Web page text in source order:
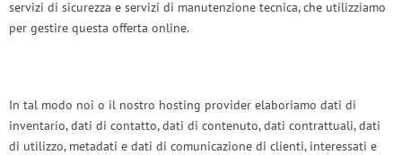
servizi di sicurezza e servizi di manutenzione tecnica, che utilizziamo
per gestire questa offerta online.
In tal modo noi o il nostro hosting provider elaboriamo dati di
inventario, dati di contatto, dati di contenuto, dati contrattuali, dati
di utilizzo, metadati e dati di comunicazione di clienti, interessati e